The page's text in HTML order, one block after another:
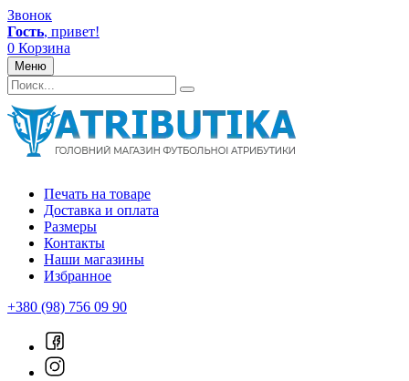
Звонок
Гость, привет!
0 Корзина
Меню
Печать на товаре
Доставка и оплата
Размеры
Контакты
Наши магазины
Избранное
+380 (98) 756 09 90